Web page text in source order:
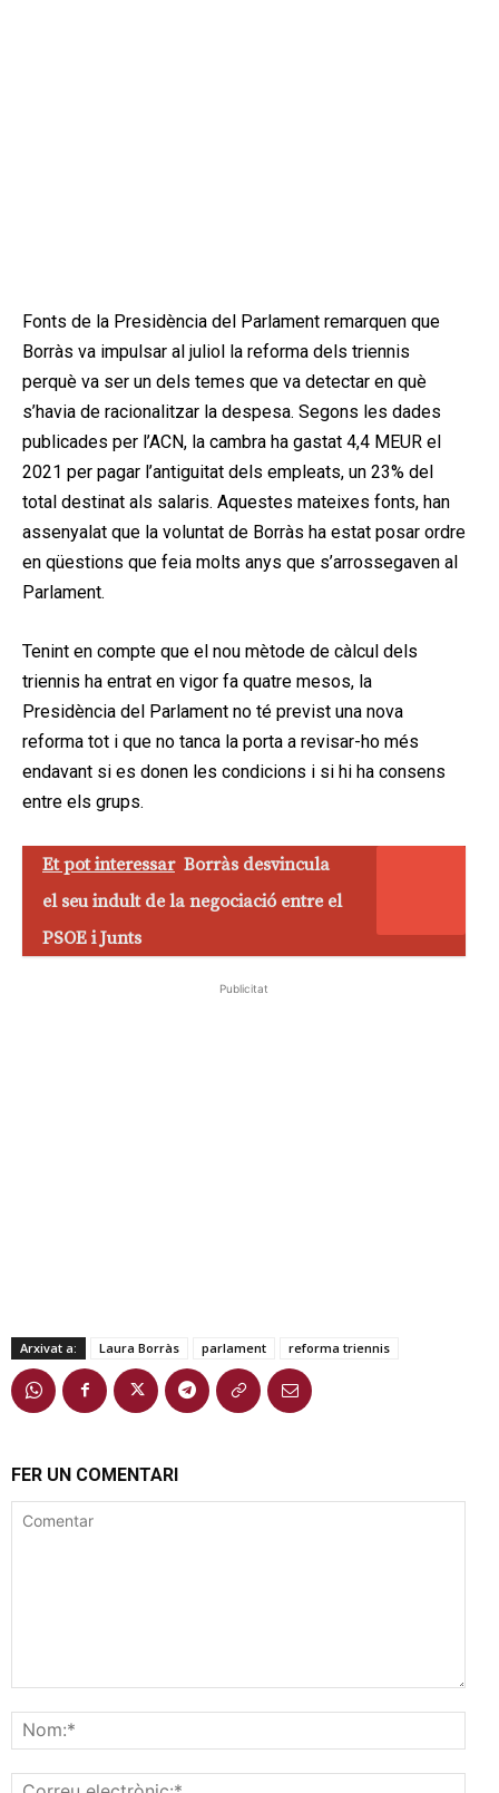
Fonts de la Presidència del Parlament remarquen que
Borràs va impulsar al juliol la reforma dels triennis
perquè va ser un dels temes que va detectar en què
s’havia de racionalitzar la despesa. Segons les dades
publicades per l’ACN, la cambra ha gastat 4,4 MEUR el
2021 per pagar l’antiguitat dels empleats, un 23% del
total destinat als salaris. Aquestes mateixes fonts, han
assenyalat que la voluntat de Borràs ha estat posar ordre
en qüestions que feia molts anys que s’arrossegaven al
Parlament.
Tenint en compte que el nou mètode de càlcul dels
triennis ha entrat en vigor fa quatre mesos, la
Presidència del Parlament no té previst una nova
reforma tot i que no tanca la porta a revisar-ho més
endavant si es donen les condicions i si hi ha consens
entre els grups.
Et pot interessar Borràs desvincula
el seu indult de la negociació entre el
PSOE i Junts
Publicitat
Arxivat a: Laura Borràs parlament reforma triennis
FER UN COMENTARI